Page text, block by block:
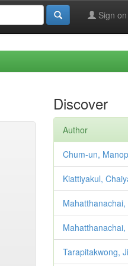
Sign
Discover
Author
Chum-un, Manop
Kiattiyakul,
Mahatthanachai,
Tarapitakwong,